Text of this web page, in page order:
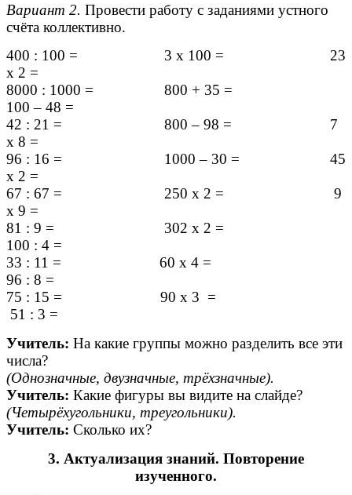
Вариант 2. Провести работу с заданиями устного
счёта коллективно.
400 : 100 = 3 х 100 = 23
х 2 =
8000 : 1000 = 800 + 35 =
100 – 48 =
42 : 21 = 800 – 98 = 7
х 8 =
96 : 16 = 1000 – 30 = 45
х 2 =
67 : 67 = 250 х 2 = 9
х 9 =
81 : 9 = 302 х 2 =
100 : 4 =
33 : 11 = 60 х 4 =
96 : 8 =
75 : 15 = 90 х 3 =
51 : 3 =
Учитель: На какие группы можно разделить все эти
числа?
(Однозначные, двузначные, трёхзначные).
Учитель: Какие фигуры вы видите на слайде?
(Четырёхугольники, треугольники).
Учитель: Сколько их?
3. Актуализация знаний. Повторение
изученного.